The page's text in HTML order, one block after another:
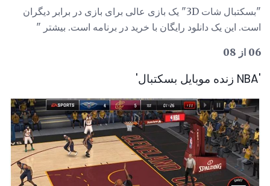
"بسکتبال شات 3D" یک بازی عالی برای بازی در برابر دیگران
است. این یک دانلود رایگان با خرید در برنامه است. بیشتر "
06 از 08
'NBA زنده موبایل بسکتبال'